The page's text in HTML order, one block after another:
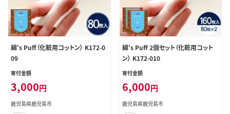
綿's Puff（化粧用コットン） K172-0
09
寄付金額
3,000円
鹿児島県鹿児島市
綿's Puff 2個セット（化粧用コット
ン） K172-010
寄付金額
6,000円
鹿児島県鹿児島市